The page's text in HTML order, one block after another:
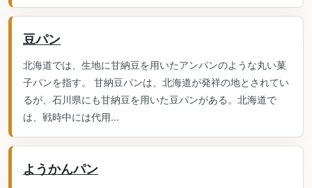
豆パン
北海道では、生地に甘納豆を用いたアンパンのような丸い菓
子パンを指す。 甘納豆パンは、北海道が発祥の地とされてい
るが、石川県にも甘納豆を用いた豆パンがある。北海道で
は、戦時中には代用...
ようかんパン